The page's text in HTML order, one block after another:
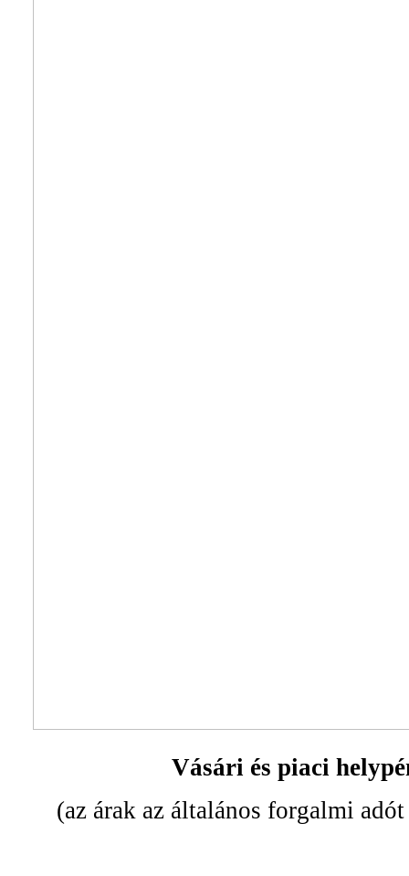
Vásári és piaci
(az árak az általános forgalmi